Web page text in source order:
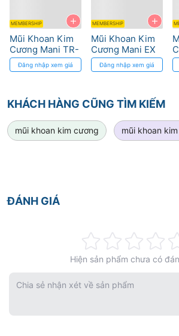
+
MEMBERSHIP
Mũi Khoan Kim
Cương Mani TR-
Độ Bền Cao, Cắt
Chính Xác
Đăng nhập xem giá
+
MEMBERSHIP
Mũi Khoan Kim
Cương Mani EX
Pro - Độ Bền
Cao
Đăng nhập xem giá
KHÁCH HÀNG CŨNG TÌM KIẾM
mũi khoan kim cương mũi khoan
ĐÁNH GIÁ
0%
Hiện sản phẩm chưa có
Chia sẻ nhận xét về sản phẩm